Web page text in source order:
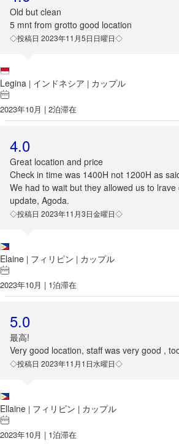
Old but clean
5 mnt from grotto good location
◇投稿日 2023年11月5日日曜日◇
Legina | インドネシア | カップル
2023年10月 | 2泊滞在
4.0
Great location and price
Check in time was 1400H not 1200H as
We had to wait but they allowed us to
update, Agoda.
◇投稿日 2023年11月3日金曜日◇
Elaine | フィリピン | カップル
2023年10月 | 1泊滞在
5.0
最高!
Very good location, staff was very good ,
◇投稿日 2023年11月1日水曜日◇
Ellaine | フィリピン | カップル
2023年10月 | 1泊滞在